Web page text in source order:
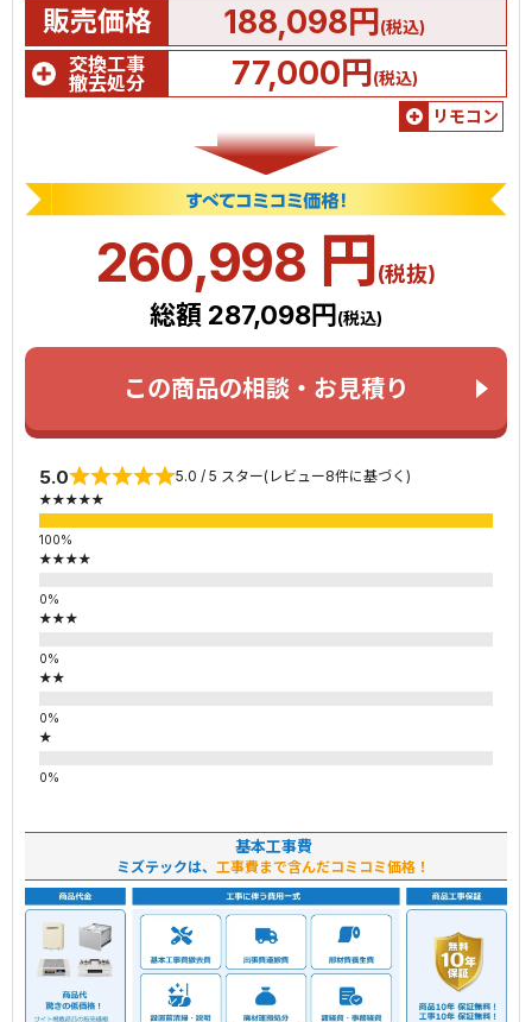
販売価格 188,098円(税込)
交換工事
撤去処分
77,000円(税込)
リモコン
260,998 円(税抜)
総額 287,098円 (税込)
この商品の相談・お見積り
5.0 5.0 / 5 スター(レビュー8件に基づく)
★★★★★
★★★★
★★★
★★
★
基本工事費
ミズテックは、 工事費まで含んだコミコミ価格！